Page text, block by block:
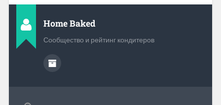
Home Baked
Сообщество и рейтинг кондитеров